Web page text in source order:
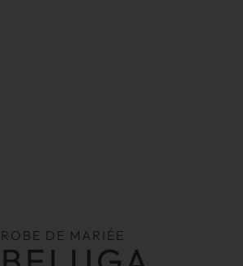
ROBE DE MARIÉE